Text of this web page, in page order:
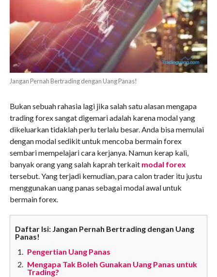
Jangan Pernah Bertrading dengan Uang Panas!
Bukan sebuah rahasia lagi jika salah satu alasan mengapa
trading forex sangat digemari adalah karena modal yang
dikeluarkan tidaklah perlu terlalu besar. Anda bisa memulai
dengan modal sedikit untuk mencoba bermain forex
sembari mempelajari cara kerjanya. Namun kerap kali,
banyak orang yang salah kaprah terkait modal forex
tersebut. Yang terjadi kemudian, para calon trader itu justu
menggunakan uang panas sebagai modal awal untuk
bermain forex.
Daftar Isi: Jangan Pernah Bertrading dengan Uang
Panas!
Pengertian Uang Panas
Mengapa Tak Boleh Gunakan Uang Panas untuk
Trading?